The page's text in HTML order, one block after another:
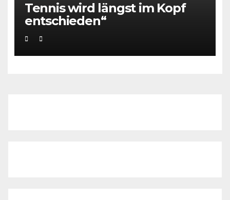
Tennis wird längst im Kopf
entschieden“